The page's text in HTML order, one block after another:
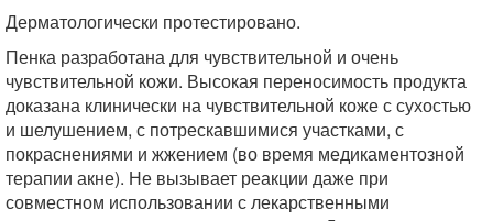
Дерматологически протестировано.
Пенка разработана для чувствительной и очень
чувствительной кожи. Высокая переносимость продукта
доказана клинически на чувствительной коже с сухостью
и шелушением, с потрескавшимися участками, с
покраснениями и жжением (во время медикаментозной
терапии акне). Не вызывает реакции даже при
совместном использовании с лекарственными